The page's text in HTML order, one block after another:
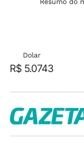
Dolar
R$ 5.0743